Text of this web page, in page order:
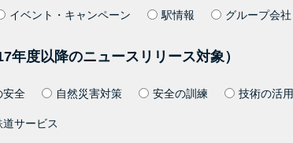
イベント・キャンペーン 駅情報 グループ会社
度以降のニュースリリース対象）
安全 自然災害対策 安全の訓練 技術の活用
サービス